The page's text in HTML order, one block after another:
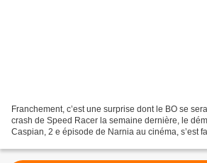
Franchement, c’est une surprise dont le BO se
crash de Speed Racer la semaine dernière, le
Caspian, 2 e épisode de Narnia au cinéma, s’est